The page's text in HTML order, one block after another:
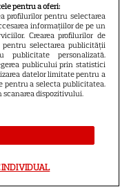
cu „Omul cu
Filmul
copiii devin
ce mănâncă
pentru a oferi:
profilurilor pentru selectarea
informațiilor de pe un
Crearea profilurilor de
selectarea publicității
publicitate personalizată.
publicului prin statistici
datelor limitate pentru a
pentru a selecta publicitatea.
scanarea dispozitivului.
INDIVIDUAL